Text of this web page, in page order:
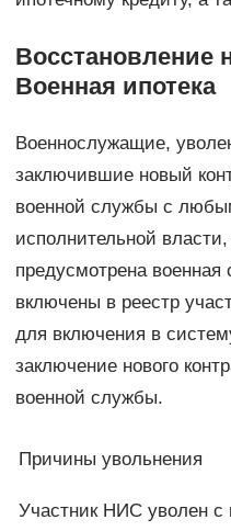
Восстановление
Военная ипотека
Военнослужащие,
заключившие новый
военной службы с
исполнительной
предусмотрена
включены в реестр
для включения в
заключение нового
военной службы.
Причины увольнения
Участник НИС уволен с